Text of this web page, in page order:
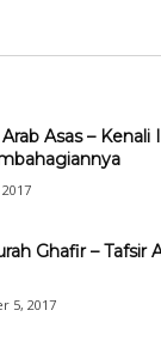
Asas –
Ghafir – Tafsir
5, 2017